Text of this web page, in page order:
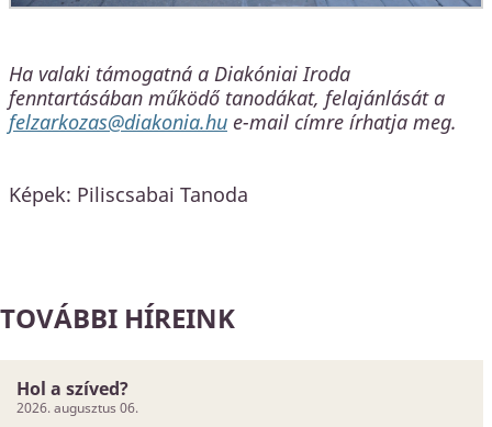
Ha valaki támogatná a Diakóniai Iroda
fenntartásában működő tanodákat, felajánlását a
felzarkozas@diakonia.hu e-mail címre írhatja meg.
Képek: Piliscsabai Tanoda
TOVÁBBI HÍREINK
Hol a szíved?
2026. augusztus 06.